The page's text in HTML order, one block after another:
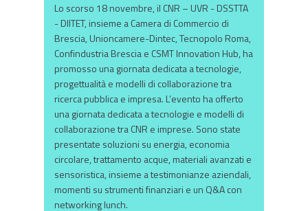
Lo scorso 18 novembre, il CNR – UVR - DSSTTA
- DIITET, insieme a Camera di Commercio di
Brescia, Unioncamere-Dintec, Tecnopolo Roma,
Confindustria Brescia e CSMT Innovation Hub, ha
promosso una giornata dedicata a tecnologie,
progettualità e modelli di collaborazione tra
ricerca pubblica e impresa. L’evento ha offerto
una giornata dedicata a tecnologie e modelli di
collaborazione tra CNR e imprese. Sono state
presentate soluzioni su energia, economia
circolare, trattamento acque, materiali avanzati e
sensoristica, insieme a testimonianze aziendali,
momenti su strumenti finanziari e un Q&A con
networking lunch.